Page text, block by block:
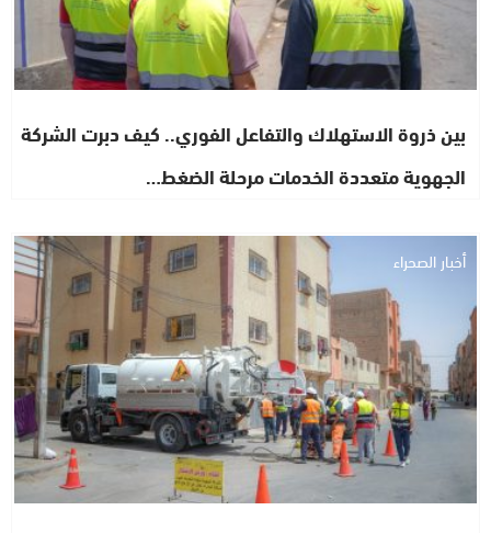
بين ذروة الاستهلاك والتفاعل الفوري.. كيف دبرت الشركة
الجهوية متعددة الخدمات مرحلة الضغط…
أخبار الصحراء